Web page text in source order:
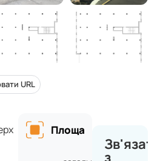
URL
Площа